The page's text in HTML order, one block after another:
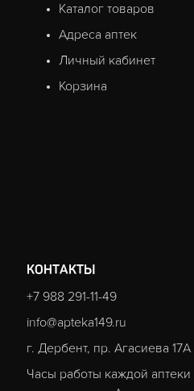
Каталог товаров
Адреса аптек
Личный кабинет
Корзина
КОНТАКТЫ
+7 988 291-11-49
info@apteka149.ru
г. Дербент, пр. Агасиева 17А
Часы работы каждой аптеки